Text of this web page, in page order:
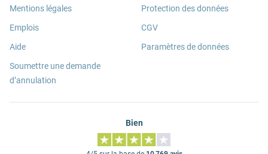
Mentions légales
Emplois
Aide
Soumettre une demande
d’annulation
Protection des données
CGV
Paramètres de données
Bien